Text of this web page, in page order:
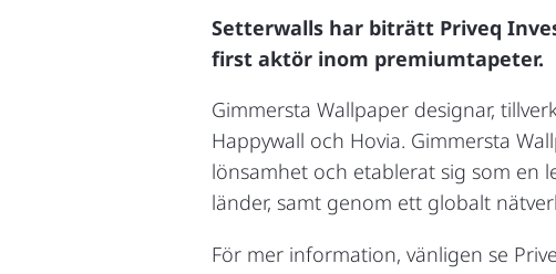
Setterwalls har biträtt Priveq
first aktör inom premiumtapeter.
Gimmersta Wallpaper designar,
Happywall och Hovia. Gimmersta
lönsamhet och etablerat sig som en
länder, samt genom ett globalt
För mer information, vänligen se